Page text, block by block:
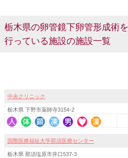
栃木県の卵管鏡下卵管形成術を
行っている施設の施設一覧
中央クリニック
栃木県 下野市薬師寺3154-2
国際医療福祉大学那須医療センター
栃木県 那須塩原市井口537-3